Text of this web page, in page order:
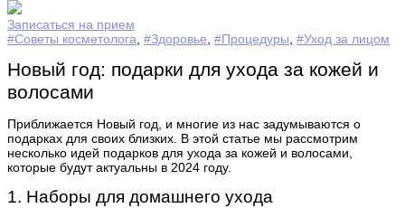
Записаться на прием
#Советы косметолога #Здоровье #Процедуры #Уход за лицом
Новый год: подарки для ухода за кожей и
волосами
Приближается Новый год, и многие из нас задумываются о
подарках для своих близких. В этой статье мы рассмотрим
несколько идей подарков для ухода за кожей и волосами,
которые будут актуальны в 2024 году.
1. Наборы для домашнего ухода